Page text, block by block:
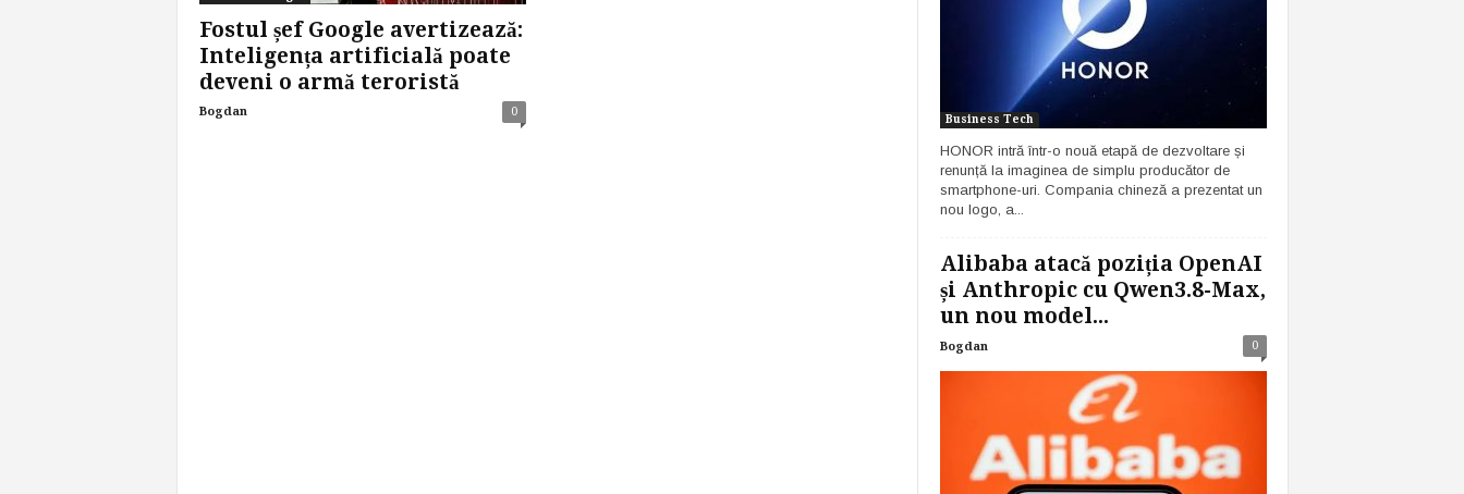
Fostul șef Google avertizează:
Inteligența artificială poate
deveni o armă teroristă
Bogdan 0
Business Tech
HONOR intră într-o nouă etapă de dezvoltare și
renunță la imaginea de simplu producător de
smartphone-uri. Compania chineză a prezentat un
nou logo, a...
Alibaba atacă poziția OpenAI
și Anthropic cu Qwen3.8-Max,
un nou model...
Bogdan 0